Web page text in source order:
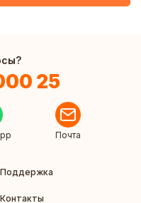
25
Почта
Поддержка
Контакты